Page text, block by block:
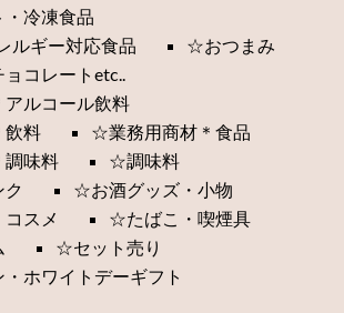
冷凍食品
ルギー対応食品
☆おつまみ
コレートetc..
ルコール飲料
料
☆業務用商材＊食品
味料
☆調味料
☆お酒グッズ・小物
スメ
☆たばこ・喫煙具
☆セット売り
ホワイトデーギフト